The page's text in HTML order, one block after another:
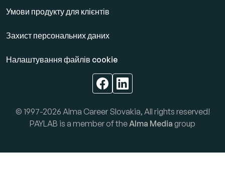
Умови продукту для клієнтів
Захист персональних даних
Налаштування файлів cookie
© 1997-2026 Alma Career Slovakia, All rights reserved!
PAYLAB is a member of the Alma Media group